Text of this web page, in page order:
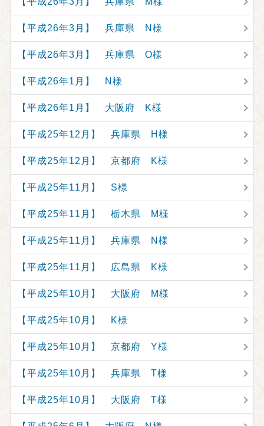
【平成26年3月】 兵庫県 N様
【平成26年3月】 兵庫県 O様
【平成26年1月】 N様
【平成26年1月】 大阪府 K様
【平成25年12月】 兵庫県 H様
【平成25年12月】 京都府 K様
【平成25年11月】 S様
【平成25年11月】 栃木県 M様
【平成25年11月】 兵庫県 N様
【平成25年11月】 広島県 K様
【平成25年10月】 大阪府 M様
【平成25年10月】 K様
【平成25年10月】 京都府 Y様
【平成25年10月】 兵庫県 T様
【平成25年10月】 大阪府 T様